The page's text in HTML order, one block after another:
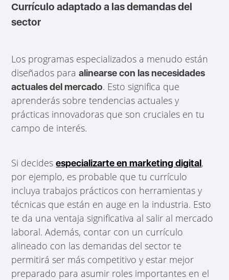
Currículo adaptado a las demandas del
sector
Los programas especializados a menudo están
diseñados paraalinearse con las necesidades
actuales del mercado. Esto significa que
aprenderás sobre tendencias actuales y
prácticas innovadoras que son cruciales en tu
campo de interés.
Si decidesespecializarte en marketing digital,
por ejemplo, es probable que tu currículo
incluya trabajos prácticos con herramientas y
técnicas que están en auge en la industria. Esto
te da una ventaja significativa al salir al mercado
laboral. Además, contar con un currículo
alineado con las demandas del sector te
permitirá ser más competitivo y estar mejor
preparado para asumir roles importantes en el